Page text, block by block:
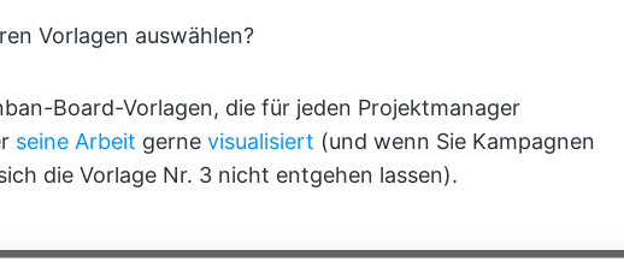
Vorlagen auswählen?
Board-Vorlagen, die für jeden Projektmanager
seine Arbeit gerne visualisiert (und wenn Sie Kampagnen
die Vorlage Nr. 3 nicht entgehen lassen).